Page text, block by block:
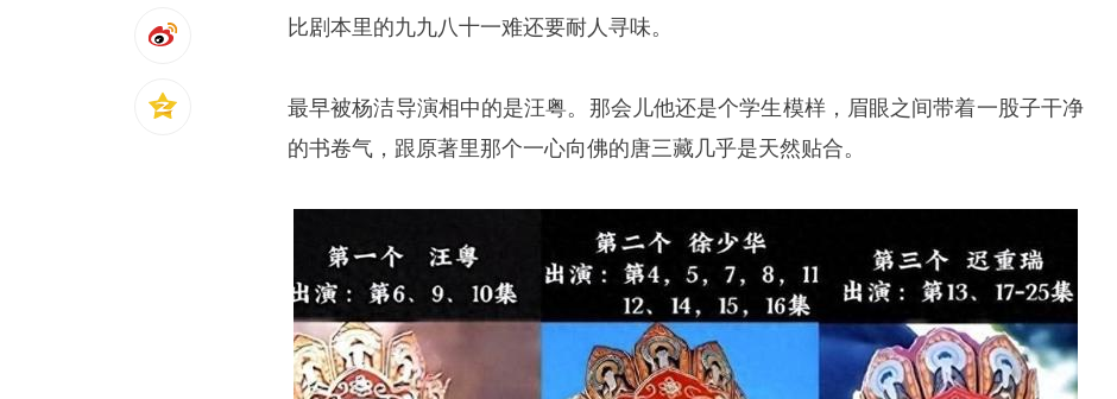
比剧本里的九九八十一难还要耐人寻味。
最早被杨洁导演相中的是汪粤。那会儿他还是个学生模样，眉眼之间带着一股子干净
的书卷气，跟原著里那个一心向佛的唐三藏几乎是天然贴合。